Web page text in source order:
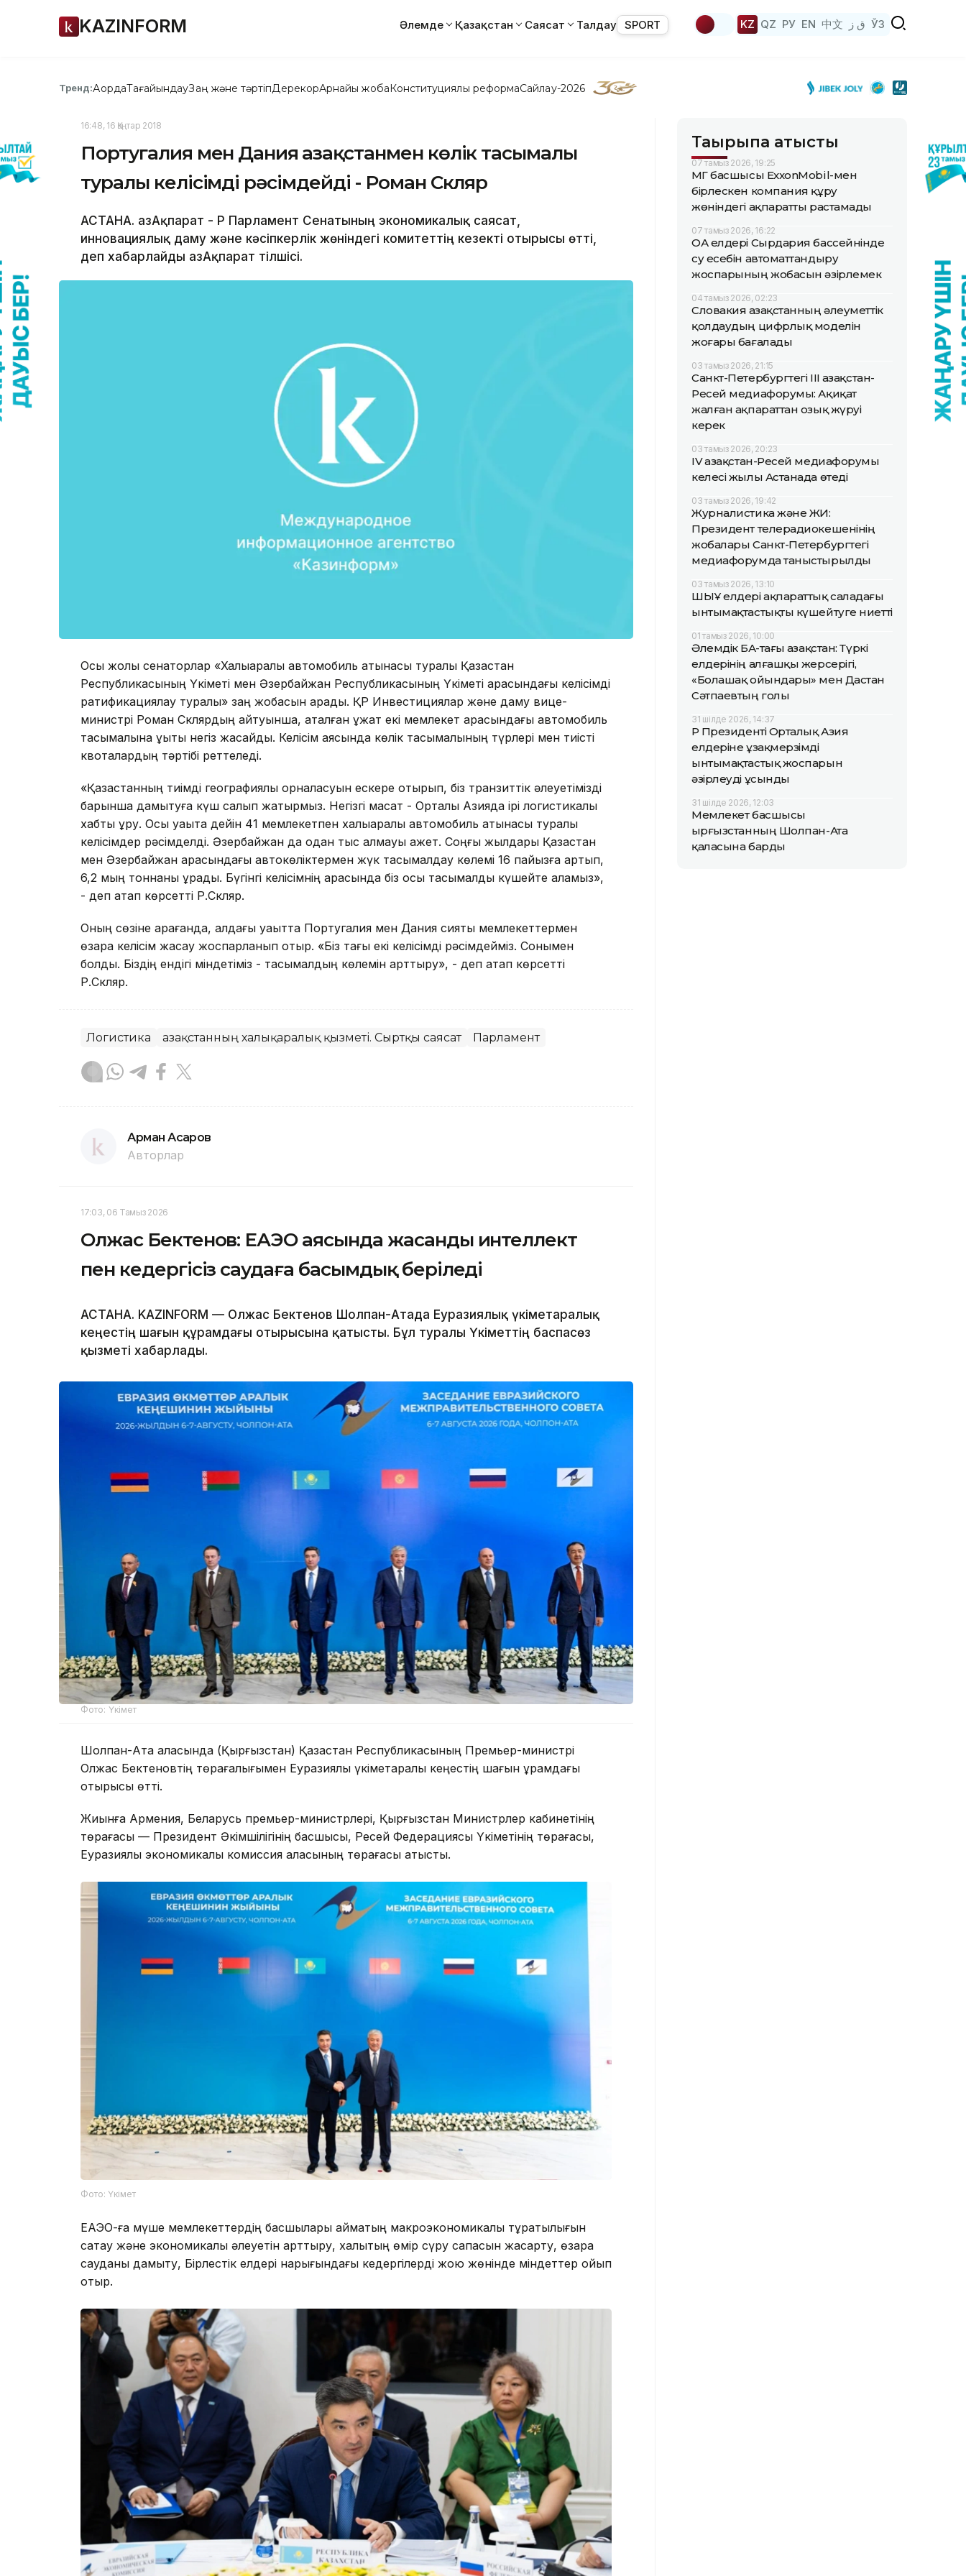
KAZINFORM Әлемде Қазақстан Саясат Талдау SPORT KZ QZ РУ EN 中文 ق ز ЎЗ
Тренд:АқордаТағайындауЗаң және тәртіпДерекқорАрнайы жобаКонституциялық реформаСайлау-2026
16:48, 16 Қаңтар 2018
Португалия мен Дания Қазақстанмен көлік тасымалы
туралы келісімді рәсімдейді - Роман Скляр
АСТАНА. ҚазАқпарат - ҚР Парламент Сенатының экономикалық саясат,
инновациялық даму және кәсіпкерлік жөніндегі комитеттің кезекті отырысы өтті,
деп хабарлайды ҚазАқпарат тілшісі.
Осы жолы сенаторлар «Халықаралық автомобиль қатынасы туралы Қазақстан
Республикасының Үкіметі мен Әзербайжан Республикасының Үкіметі арасындағы келісімді
ратификациялау туралы» заң жобасын қарады. ҚР Инвестициялар және даму вице-
министрі Роман Склярдың айтуынша, аталған құжат екі мемлекет арасындағы автомобиль
тасымалына құқықтық негіз жасайды. Келісім аясында көлік тасымалының түрлері мен тиісті
квоталардың тәртібі реттеледі.
«Қазақстанның тиімді географиялық орналасуын ескере отырып, біз транзиттік әлеуетімізді
барынша дамытуға күш салып жатырмыз. Негізгі мақсат - Орталық Азияда ірі логистикалық
хабты құру. Осы уақытқа дейін 41 мемлекетпен халықаралық автомобиль қатынасы туралы
келісімдер рәсімделді. Әзербайжан да одан тыс қалмауы қажет. Соңғы жылдары Қазақстан
мен Әзербайжан арасындағы автокөліктермен жүк тасымалдау көлемі 16 пайызға артып,
6,2 мың тоннаны құрады. Бүгінгі келісімнің арқасында біз осы тасымалды күшейте аламыз»,
- деп атап көрсетті Р.Скляр.
Оның сөзіне қарағанда, алдағы уақытта Португалия мен Дания сияқты мемлекеттермен
өзара келісім жасау жоспарланып отыр. «Біз тағы екі келісімді рәсімдейміз. Сонымен
болды. Біздің ендігі міндетіміз - тасымалдың көлемін арттыру», - деп атап көрсетті
Р.Скляр.
Логистика Қазақстанның халықаралық қызметі. Сыртқы саясат Парламент
Арман Асқаров
Авторлар
17:03, 06 Тамыз 2026
Олжас Бектенов: ЕАЭО аясында жасанды интеллект
пен кедергісіз саудаға басымдық беріледі
АСТАНА. KAZINFORM — Олжас Бектенов Шолпан-Атада Еуразиялық үкіметаралық
кеңестің шағын құрамдағы отырысына қатысты. Бұл туралы Үкіметтің баспасөз
қызметі хабарлады.
Фото: Үкімет
Шолпан-Ата қаласында (Қырғызстан) Қазақстан Республикасының Премьер-министрі
Олжас Бектеновтің төрағалығымен Еуразиялық үкіметаралық кеңестің шағын құрамдағы
отырысы өтті.
Жиынға Армения, Беларусь премьер-министрлері, Қырғызстан Министрлер кабинетінің
төрағасы — Президент Әкімшілігінің басшысы, Ресей Федерациясы Үкіметінің төрағасы,
Еуразиялық экономикалық комиссия алқасының төрағасы қатысты.
Фото: Үкімет
ЕАЭО-ға мүше мемлекеттердің басшылары аймақтың макроэкономикалық тұрақтылығын
сақтау және экономикалық әлеуетін арттыру, халықтың өмір сүру сапасын жақсарту, өзара
сауданы дамыту, Бірлестік елдері нарығындағы кедергілерді жою жөнінде міндеттер қойып
отыр.
Тақырыпқа қатысты
07 тамыз 2026, 19:25
ҚМГ басшысы ExxonMobil-мен
бірлескен компания құру
жөніндегі ақпаратты растамады
07 тамыз 2026, 16:22
ОА елдері Сырдария бассейнінде
су есебін автоматтандыру
жоспарының жобасын әзірлемек
04 тамыз 2026, 02:23
Словакия Қазақстанның әлеуметтік
қолдаудың цифрлық моделін
жоғары бағалады
03 тамыз 2026, 21:15
Санкт-Петербургтегі III Қазақстан-
Ресей медиафорумы: Ақиқат
жалған ақпараттан озық жүруі
керек
03 тамыз 2026, 20:23
IV Қазақстан-Ресей медиафорумы
келесі жылы Астанада өтеді
03 тамыз 2026, 19:42
Журналистика және ЖИ:
Президент телерадиокешенінің
жобалары Санкт-Петербургтегі
медиафорумда таныстырылды
03 тамыз 2026, 13:10
ШЫҰ елдері ақпараттық саладағы
ынтымақтастықты күшейтуге ниетті
01 тамыз 2026, 10:00
Әлемдік БАҚ-тағы Қазақстан: Түркі
елдерінің алғашқы жерсерігі,
«Болашақ ойындары» мен Дастан
Сәтпаевтың голы
31 шілде 2026, 14:37
ҚР Президенті Орталық Азия
елдеріне ұзақмерзімді
ынтымақтастық жоспарын
әзірлеуді ұсынды
31 шілде 2026, 12:03
Мемлекет басшысы
Қырғызстанның Шолпан-Ата
қаласына барды